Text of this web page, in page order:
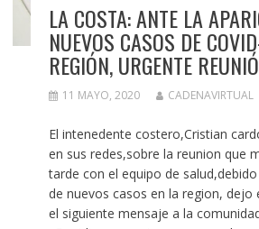
LA COSTA: ANTE LA
NUEVOS CASOS DE
REGIÓN, URGENTE
11 MAYO, 2020 CADENAVIRTUAL
El intenedente costero,Cristian
en sus redes,sobre la reunion que
tarde con el equipo de
de nuevos casos en la region, dejo
el siguiente mensaje a la